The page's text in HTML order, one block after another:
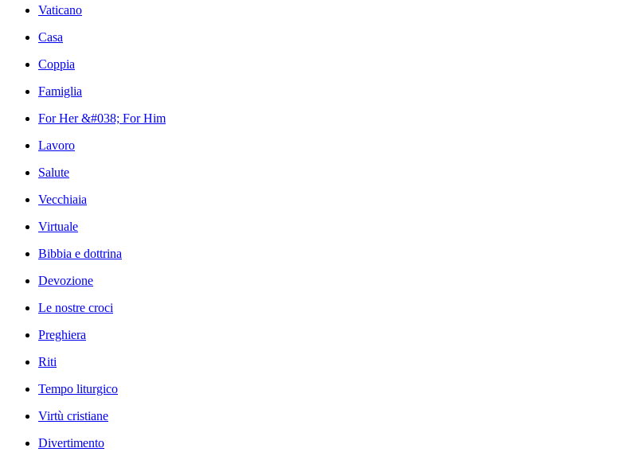
Vaticano
Casa
Coppia
Famiglia
For Her &#038; For Him
Lavoro
Salute
Vecchiaia
Virtuale
Bibbia e dottrina
Devozione
Le nostre croci
Preghiera
Riti
Tempo liturgico
Virtù cristiane
Divertimento